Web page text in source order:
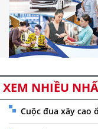
XEM NHIỀU
Cuộc đua xây cao